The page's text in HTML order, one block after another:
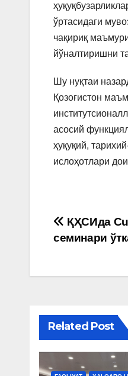
ўртасидаги
чақириқ
йўналтиришни
Шу нуқтаи
Қозоғистон
асосий
ҳуқуқий,
ислоҳотлари
Post
menyusi
ҚҲСИда
семинари
Related Post